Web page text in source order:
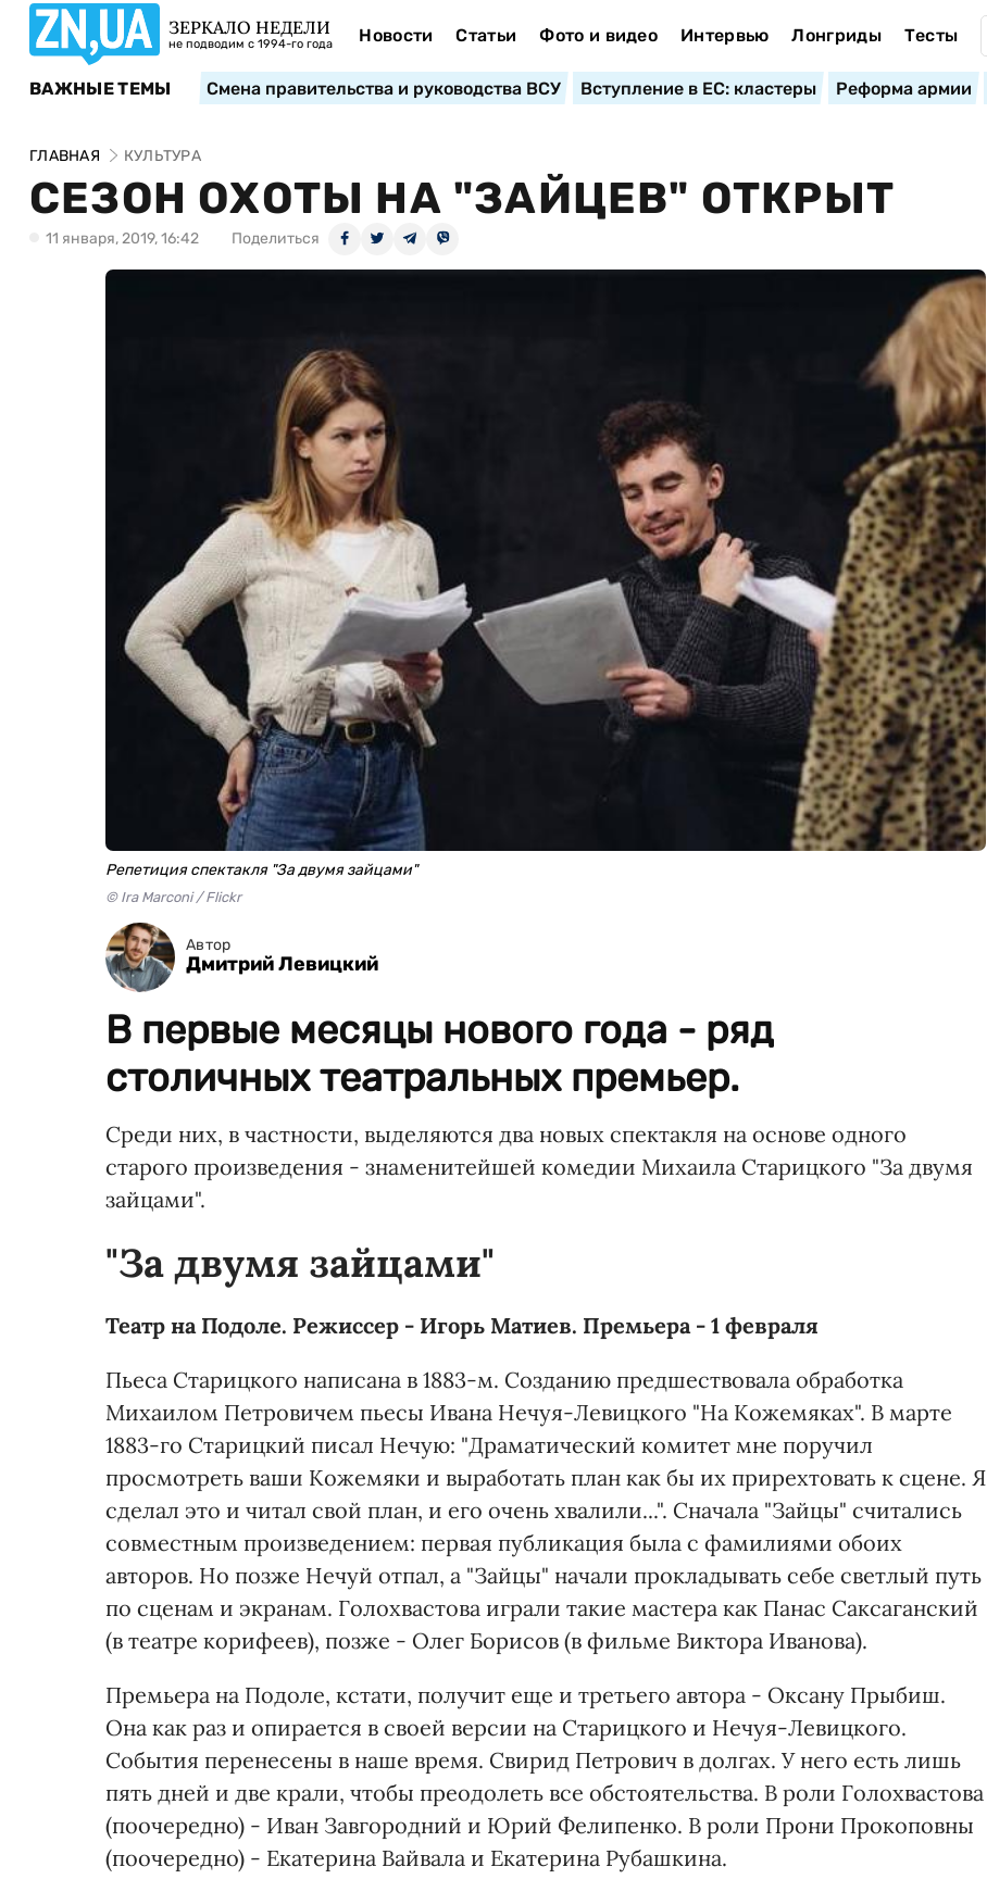
ЗЕРКАЛО НЕДЕЛИ
не подводим с 1994-го года Новости Статьи Фото и видео Интервью Лонгриды Тесты
ВАЖНЫЕ ТЕМЫ Смена правительства и руководства ВСУ Вступление в ЕС: кластеры Реформа армии
ГЛАВНАЯ КУЛЬТУРА
СЕЗОН ОХОТЫ НА "ЗАЙЦЕВ" ОТКРЫТ
11 января, 2019, 16:42 Поделиться
Репетиция спектакля "За двумя зайцами"
© Ira Marconi / Flickr
Автор
Дмитрий Левицкий
В первые месяцы нового года - ряд
столичных театральных премьер.
Среди них, в частности, выделяются два новых спектакля на основе одного
старого произведения - знаменитейшей комедии Михаила Старицкого "За двумя
зайцами".
"За двумя зайцами"
Театр на Подоле. Режиссер - Игорь Матиев. Премьера - 1 февраля
Пьеса Старицкого написана в 1883-м. Созданию предшествовала обработка
Михаилом Петровичем пьесы Ивана Нечуя-Левицкого "На Кожемяках". В марте
1883-го Старицкий писал Нечую: "Драматический комитет мне поручил
просмотреть ваши Кожемяки и выработать план как бы их прирехтовать к сцене. Я
сделал это и читал свой план, и его очень хвалили...". Сначала "Зайцы" считались
совместным произведением: первая публикация была с фамилиями обоих
авторов. Но позже Нечуй отпал, а "Зайцы" начали прокладывать себе светлый путь
по сценам и экранам. Голохвастова играли такие мастера как Панас Саксаганский
(в театре корифеев), позже - Олег Борисов (в фильме Виктора Иванова).
Премьера на Подоле, кстати, получит еще и третьего автора - Оксану Прыбиш.
Она как раз и опирается в своей версии на Старицкого и Нечуя-Левицкого.
События перенесены в наше время. Свирид Петрович в долгах. У него есть лишь
пять дней и две крали, чтобы преодолеть все обстоятельства. В роли Голохвастова
(поочередно) - Иван Завгородний и Юрий Фелипенко. В роли Прони Прокоповны
(поочередно) - Екатерина Вайвала и Екатерина Рубашкина.